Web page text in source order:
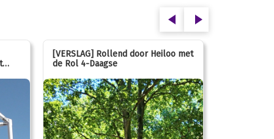
[VERSLAG] Rollend door Heiloo met
de Rol 4-Daagse